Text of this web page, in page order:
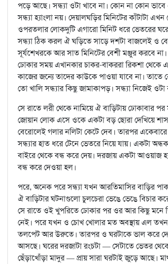
পড়ে আছে। সন্ধ্যা ওটা খাবে না। কোন না কোন
সন্ধ্যা হ্যাংলা নয়। দেয়ালঘড়ির মিনিটের কাঁটাটা
ওপরতলার লোকদুটি এগারো মিনিট ধরে ভেতরের
সন্ধ্যা ঠিক করল ঐ ঘড়িতে সাড়ে দশটা বাজলেই ও
সূর্যশেখরকে আর সাত মিনিটের বেশী মঞ্জুর করবে
ঢোকার সময় এখানকার চাকর-বাকররা রিকশা থেকে এ
কাজের জন্যে তাদের কাউকে পাওয়া যাবে না।
তো খালি সন্ধ্যার কিছু জামাকাপড়। সন্ধ্যা নিজেই
সে রাতে লরী থেকে নামিয়ে ঐ বাড়িটায় ঢোকাবার
জোয়ান লোক এসে ওকে একটা বড় ছোরা দেখিয়ে
বেরোলেই গলার নলিটা কেটে দেব। তারপর
সন্ধ্যার হাত ধরে টেনে ভেতরে নিয়ে যায়। একটা
বাইরে থেকে বন্ধ করে দেয়। দরজায় একটা আওয়াজ
বন্ধ করে দেওয়া হল।
পরে, অনেক পরে সন্ধ্যা যখন আরতিমাসির বাড়ির
ঐ বাড়িটার ঘটনাগুলো চুলচেরা ভেঙে ভেঙে বিচার
সে রাতে ওই খুপরিতে ঢোকার পর ওর আর কিছু মনে
নেই। পরে যখন ও চোখ খোলার মত অবস্থায় এল
তলপেট আর উরুতে। তারপর ও ঘরটাকে ভাল করে
আসছে। ঘরের দরজাটা রংচটা — সেটাতে ভেতর
ছেঁড়াখোঁড়া মাদুর — প্রায় সারা ঘরটাই জুড়ে আছে।